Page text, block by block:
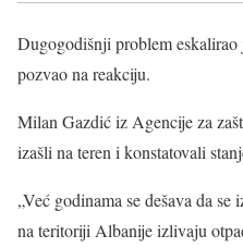
Dugogodišnji problem eskalirao
pozvao na reakciju.
Milan Gazdić iz Agencije za
izašli na teren i konstatovali
„Već godinama se dešava da
na teritoriji Albanije izlivaju